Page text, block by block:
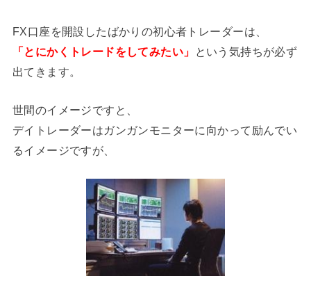
FX口座を開設したばかりの初心者トレーダーは、
「とにかくトレードをしてみたい」
という気持ちが必ず
出てきます。
世間のイメージですと、
デイトレーダーはガンガンモニターに向かって励んでい
るイメージですが、